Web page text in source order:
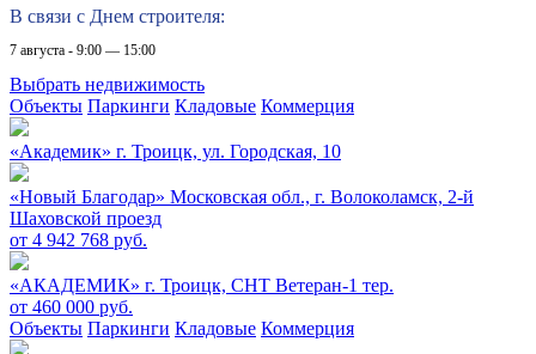
В связи с Днем строителя:
7 августа - 9:00 — 15:00
Выбрать недвижимость
Объекты Паркинги Кладовые Коммерция
«Академик» г. Троицк, ул. Городская, 10
«Новый Благодар» Московская обл., г. Волоколамск, 2-й
Шаховской проезд
от 4 942 768 руб.
«АКАДЕМИК» г. Троицк, СНТ Ветеран-1 тер.
от 460 000 руб.
Объекты Паркинги Кладовые Коммерция